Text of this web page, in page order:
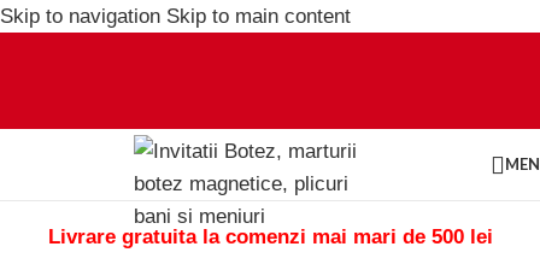
Skip to navigation Skip to main content
Livrare gratuita la comenzi mai mari de 500 lei